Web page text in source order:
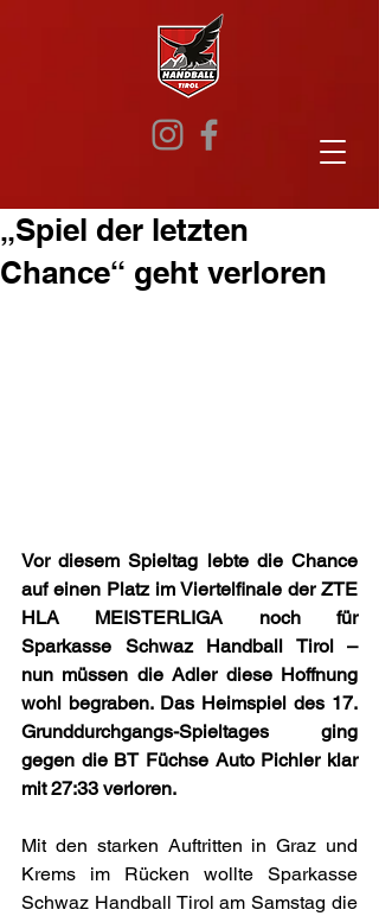
„Spiel der letzten
Chance“ geht verloren
Vor diesem Spieltag lebte die Chance
auf einen Platz im Viertelfinale der ZTE
HLA MEISTERLIGA noch für
Sparkasse Schwaz Handball Tirol –
nun müssen die Adler diese Hoffnung
wohl begraben. Das Heimspiel des 17.
Grunddurchgangs-Spieltages ging
gegen die BT Füchse Auto Pichler klar
mit 27:33 verloren.
Mit den starken Auftritten in Graz und
Krems im Rücken wollte Sparkasse
Schwaz Handball Tirol am Samstag die